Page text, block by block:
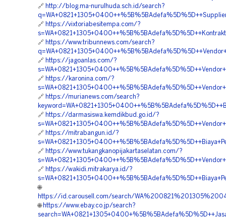
🔗 http://blog.ma-nurulhuda.sch.id/search?
🔗 https://vixtoriabesitempa.com/?
🔗 https://www.tribunnews.com/search?
🔗 https://jagoanlas.com/?
🔗 https://karonina.com/?
🔗 https://murianews.com/search?
🔗 https://darmasiswa.kemdikbud.go.id/?
🔗 https://mitrabangun.id/?
🔗 https://www.tukangkanopijakartaselatan.com/?
🔗 https://wakidi.mitrakarya.id/?
🌐
https://id.carousell.com/search/
🌐 https://www.ebay.co.jp/search?